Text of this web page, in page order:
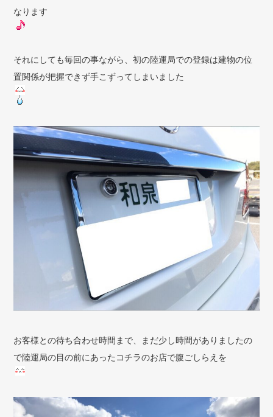
なります
それにしても毎回の事ながら、初の陸運局での登録は建物の位
置関係が把握できず手こずってしまいました
お客様との待ち合わせ時間まで、まだ少し時間がありましたの
で陸運局の目の前にあったコチラのお店で腹ごしらえを